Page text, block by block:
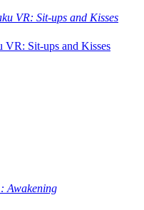
Sit-ups and Kisses